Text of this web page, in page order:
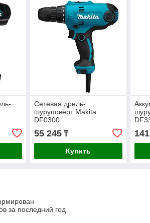
Сетевая дрель-
шуруповёрт Makita
DF0300
55 245₸
Купить
за последний год